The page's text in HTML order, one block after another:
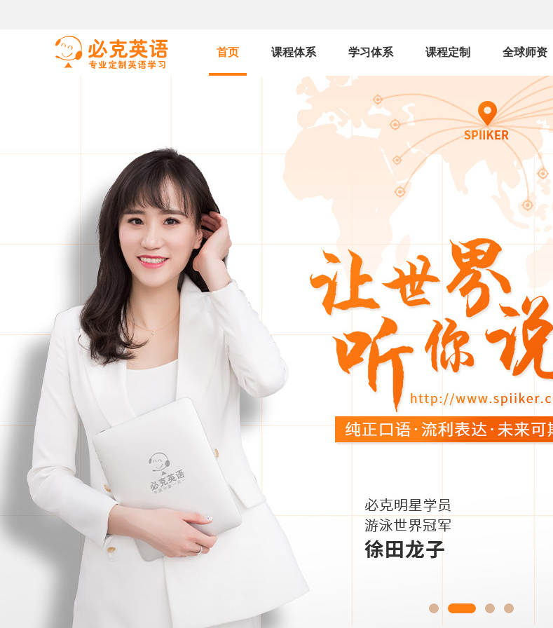
首页 课程体系 学习体系 课程定制 全球师资